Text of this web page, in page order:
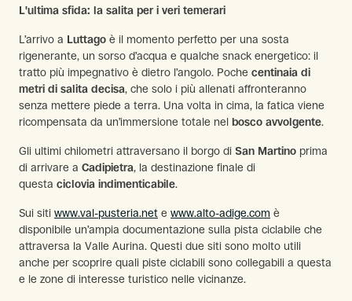
L'ultima sfida: la salita per i veri temerari
L’arrivo a Luttago è il momento perfetto per una sosta
rigenerante, un sorso d’acqua e qualche snack energetico: il
tratto più impegnativo è dietro l’angolo. Poche centinaia di
metri di salita decisa, che solo i più allenati affronteranno
senza mettere piede a terra. Una volta in cima, la fatica viene
ricompensata da un’immersione totale nel bosco avvolgente.
Gli ultimi chilometri attraversano il borgo di San Martino prima
di arrivare a Cadipietra, la destinazione finale di
questa ciclovia indimenticabile.
Sui siti www.val-pusteria.net e www.alto-adige.com è
disponibile un’ampia documentazione sulla pista ciclabile che
attraversa la Valle Aurina. Questi due siti sono molto utili
anche per scoprire quali piste ciclabili sono collegabili a questa
e le zone di interesse turistico nelle vicinanze.